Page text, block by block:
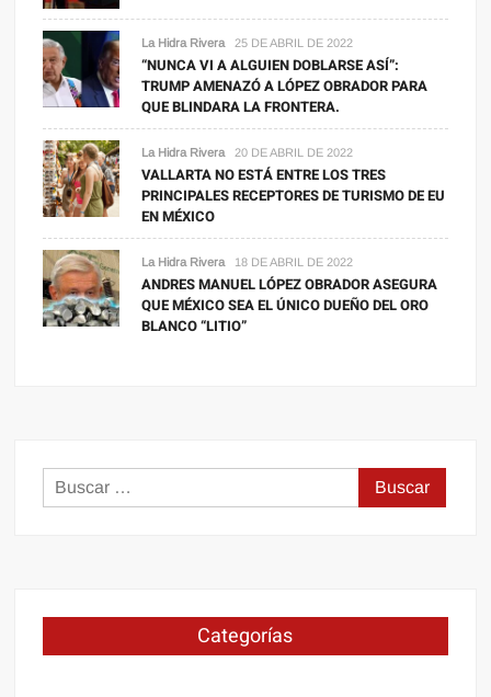
La Hidra Rivera 25 DE ABRIL DE 2022
“NUNCA VI A ALGUIEN DOBLARSE ASÍ”:
TRUMP AMENAZÓ A LÓPEZ OBRADOR PARA
QUE BLINDARA LA FRONTERA.
La Hidra Rivera 20 DE ABRIL DE 2022
VALLARTA NO ESTÁ ENTRE LOS TRES
PRINCIPALES RECEPTORES DE TURISMO DE EU
EN MÉXICO
La Hidra Rivera 18 DE ABRIL DE 2022
ANDRES MANUEL LÓPEZ OBRADOR ASEGURA
QUE MÉXICO SEA EL ÚNICO DUEÑO DEL ORO
BLANCO “LITIO”
Buscar:
Categorías